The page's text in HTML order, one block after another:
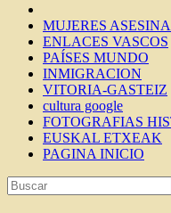
MUJERES
ENLACES VASCOS
PAÍSES MUNDO
INMIGRACION
VITORIA-GASTEIZ
cultura google
FOTOGRAFIAS
EUSKAL ETXEAK
PAGINA INICIO